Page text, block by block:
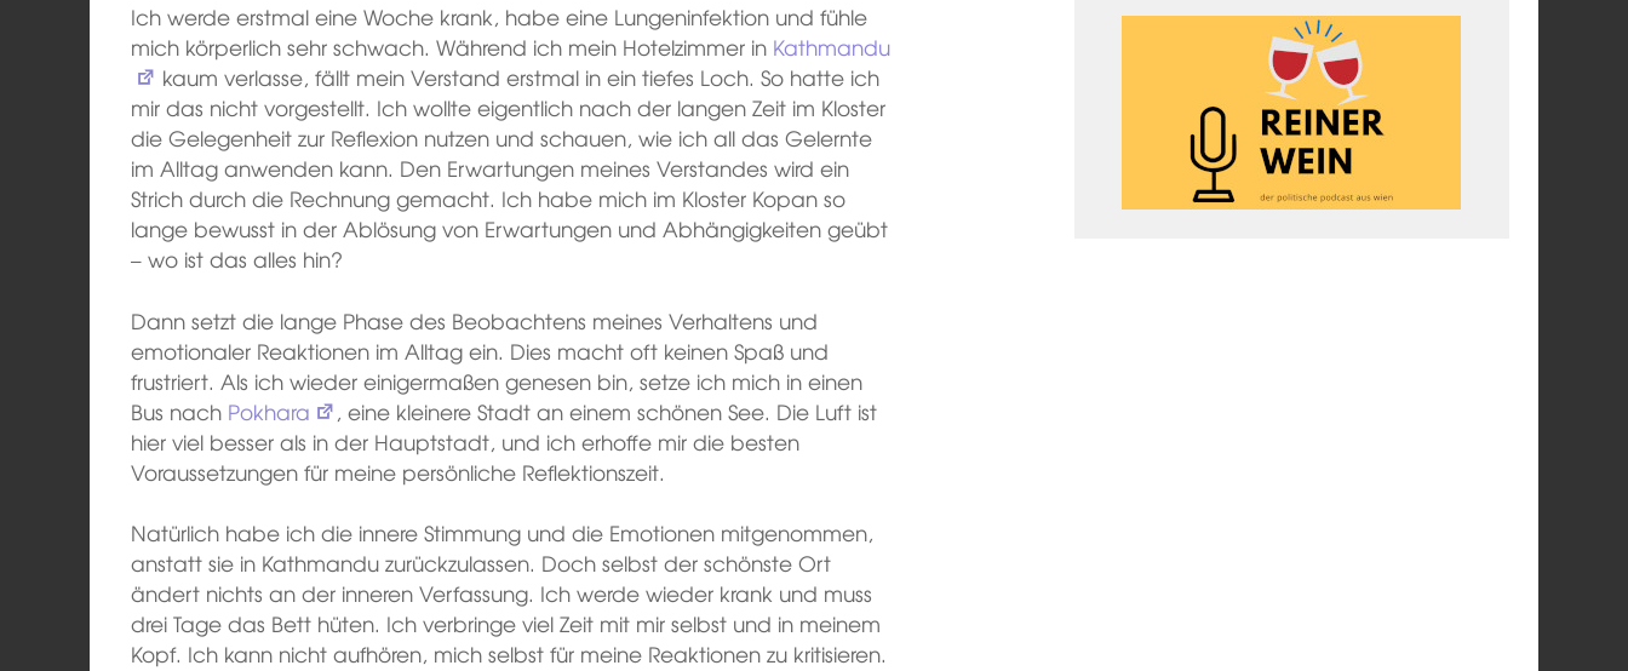
Ich werde erstmal eine Woche krank, habe eine Lungeninfektion und fühle
mich körperlich sehr schwach. Während ich mein Hotelzimmer in Kathmandu
kaum verlasse, fällt mein Verstand erstmal in ein tiefes Loch. So hatte ich
mir das nicht vorgestellt. Ich wollte eigentlich nach der langen Zeit im Kloster
die Gelegenheit zur Reflexion nutzen und schauen, wie ich all das Gelernte
im Alltag anwenden kann. Den Erwartungen meines Verstandes wird ein
Strich durch die Rechnung gemacht. Ich habe mich im Kloster Kopan so
lange bewusst in der Ablösung von Erwartungen und Abhängigkeiten geübt
– wo ist das alles hin?
Dann setzt die lange Phase des Beobachtens meines Verhaltens und
emotionaler Reaktionen im Alltag ein. Dies macht oft keinen Spaß und
frustriert. Als ich wieder einigermaßen genesen bin, setze ich mich in einen
Bus nach Pokhara
, eine kleinere Stadt an einem schönen See. Die Luft ist
hier viel besser als in der Hauptstadt, und ich erhoffe mir die besten
Voraussetzungen für meine persönliche Reflektionszeit.
Natürlich habe ich die innere Stimmung und die Emotionen mitgenommen,
anstatt sie in Kathmandu zurückzulassen. Doch selbst der schönste Ort
ändert nichts an der inneren Verfassung. Ich werde wieder krank und muss
drei Tage das Bett hüten. Ich verbringe viel Zeit mit mir selbst und in meinem
Kopf. Ich kann nicht aufhören, mich selbst für meine Reaktionen zu kritisieren.